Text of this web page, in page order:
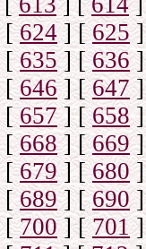
[624] [ 625]
[635] [636]
[646] [647]
[657] [658]
[668] [669]
[679] [ 680]
[689] [690]
[700] [701]